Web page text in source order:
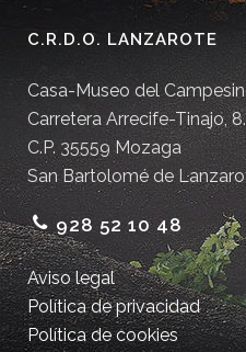
C.R.D.O. LANZAROTE
Casa-Museo del
Carretera Arrecife-Tinajo, 8.
C.P. 35559 Mozaga
San Bartolomé de
928 52 10 48
Aviso legal
Política de privacidad
Política de cookies